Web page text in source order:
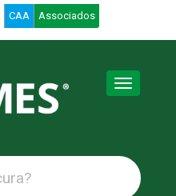
CAA Associados
Toggle